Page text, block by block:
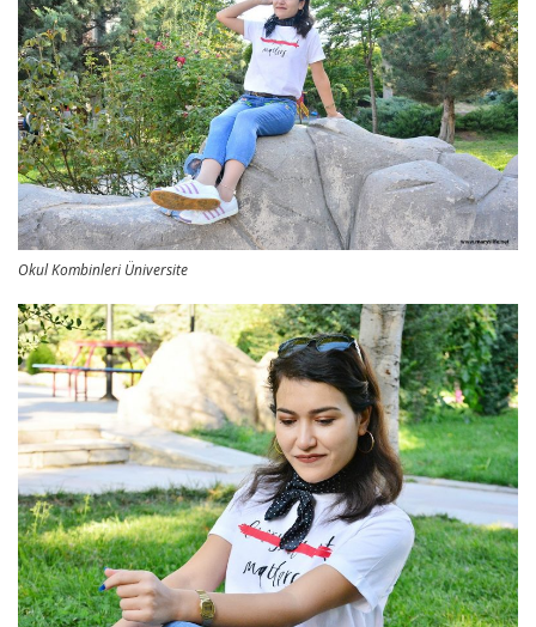
Okul Kombinleri Üniversite